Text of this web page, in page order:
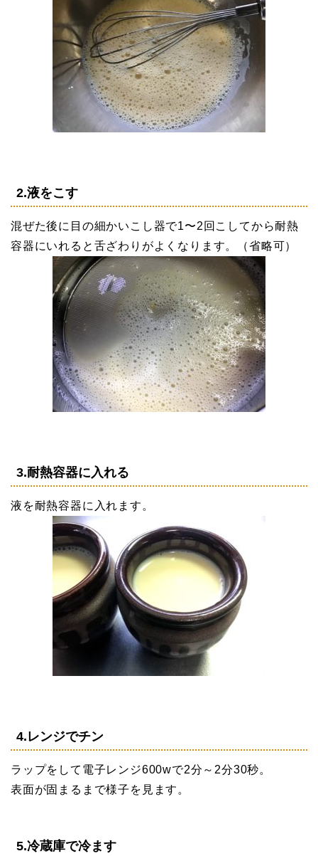
2.液をこす
混ぜた後に目の細かいこし器で1〜2回こしてから耐熱
容器にいれると舌ざわりがよくなります。（省略可）
3.耐熱容器に入れる
液を耐熱容器に入れます。
4.レンジでチン
ラップをして電子レンジ600wで2分～2分30秒。
表面が固まるまで様子を見ます。
5.冷蔵庫で冷ます